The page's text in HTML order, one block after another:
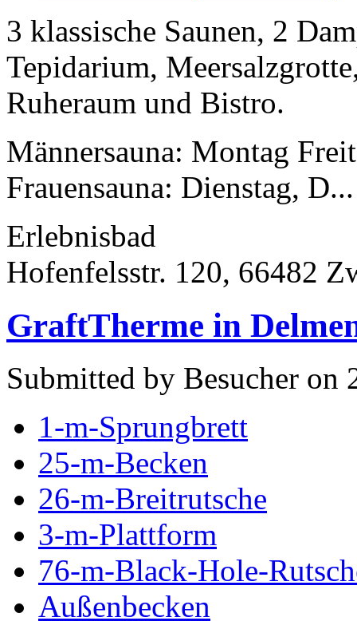
3 klassische Saunen, 2
Tepidarium,
Ruheraum und Bistro.
Männersauna: Montag
Frauensauna: Dienstag, D...
Erlebnisbad
Hofenfelsstr. 120, 66482
GraftTherme in
Submitted by Besucher on
1-m-Sprungbrett
25-m-Becken
26-m-Breitrutsche
3-m-Plattform
76-m-Black-Hole-
Außenbecken